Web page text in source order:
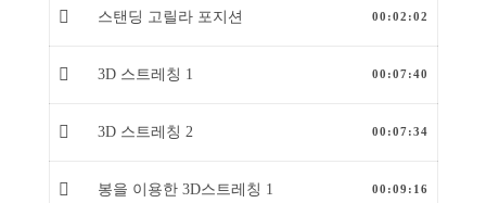
스탠딩 고릴라 포지션 00:02:02
3D 스트레칭 1 00:07:40
3D 스트레칭 2 00:07:34
봉을 이용한 3D스트레칭 1 00:09:16